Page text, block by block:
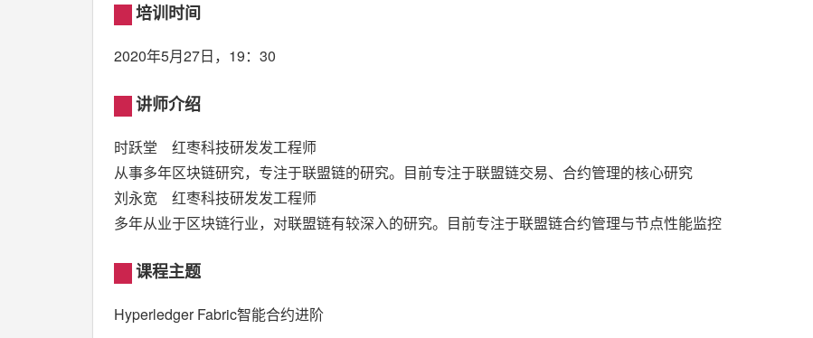
培训时间
2020年5月27日，19：30
讲师介绍
时跃堂 红枣科技研发发工程师
从事多年区块链研究，专注于联盟链的研究。目前专注于联盟链交易、合约管理的核心研究
刘永宽 红枣科技研发发工程师
多年从业于区块链行业，对联盟链有较深入的研究。目前专注于联盟链合约管理与节点性能监控
课程主题
Hyperledger Fabric智能合约进阶